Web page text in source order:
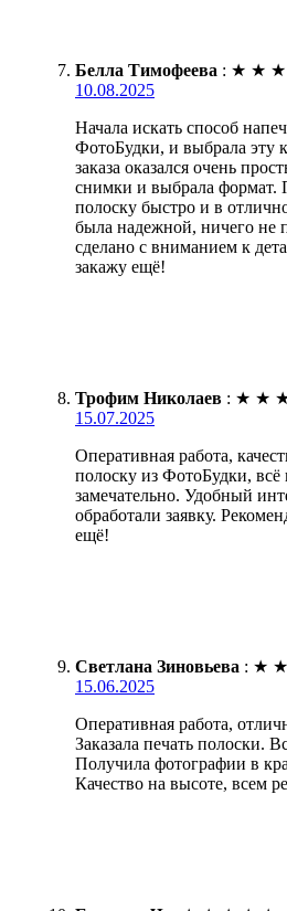
Белла Тимофеева : ★ ★ ★
10.08.2025
Начала искать способ
ФотоБудки, и выбрала эту
заказа оказался очень
снимки и выбрала формат.
полоску быстро и в
была надежной, ничего не
сделано с вниманием к
закажу ещё!
Трофим Николаев : ★ ★
15.07.2025
Оперативная работа,
полоску из ФотоБудки, всё
замечательно. Удобный
обработали заявку.
ещё!
Светлана Зиновьева : ★ ★
15.06.2025
Оперативная работа,
Заказала печать полоски.
Получила фотографии в
Качество на высоте, всем